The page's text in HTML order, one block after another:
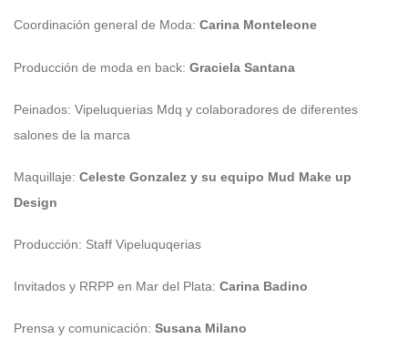
Coordinación general de Moda: Carina Monteleone
Producción de moda en back: Graciela Santana
Peinados: Vipeluquerias Mdq y colaboradores de diferentes
salones de la marca
Maquillaje: Celeste Gonzalez y su equipo Mud Make up
Design
Producción: Staff Vipeluquqerias
Invitados y RRPP en Mar del Plata: Carina Badino
Prensa y comunicación: Susana Milano